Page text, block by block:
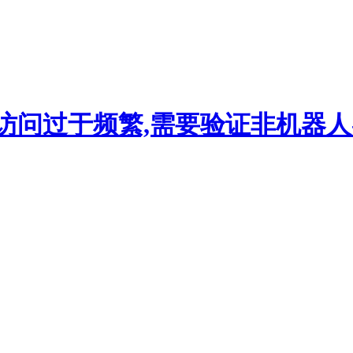
问过于频繁,需要验证非机器